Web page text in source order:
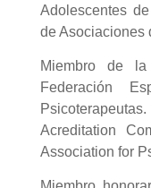
Adolescentes
de Asociaciones
Miembro de
Federación
Acreditation
Association for